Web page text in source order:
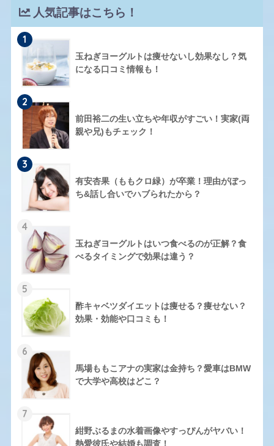
人気記事はこちら！
1
玉ねぎヨーグルトは痩せないし効果なし？気
になる口コミ情報も！
2
前田裕二の生い立ちや年収がすごい！実家(両
親や兄)もチェック！
3
有安杏果（ももクロ緑）が卒業！理由がぼっ
ち&話し合いでハブられたから？
4
玉ねぎヨーグルトはいつ食べるのが正解？食
べるタイミングで効果は違う？
5
酢キャベツダイエットは痩せる？痩せない？
効果・効能や口コミも！
6
馬場ももこアナの実家は金持ち？愛車はBMW
で大学や高校はどこ？
7
紺野ぶるまの水着画像やすっぴんがヤバい！
熱愛彼氏や結婚も調査！